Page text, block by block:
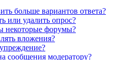
больше вариантов ответа?
или удалить опрос?
некоторые форумы?
вложения?
сообщения модератору?